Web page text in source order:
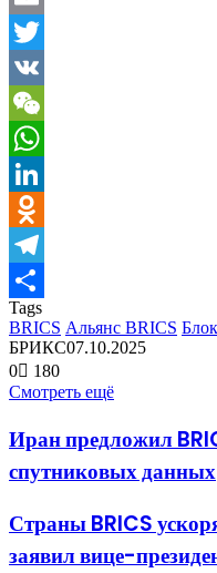
Email
Twitter
VK
WeChat
WhatsApp
LinkedIn
Odnoklassniki
Telegram
Отправить
Tags
BRICS Альянс BRICS
БРИКС07.10.2025
0
180
Смотреть ещё
Иран предложил
спутниковых данных
Страны BRICS
заявил вице-